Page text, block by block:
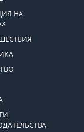
НА